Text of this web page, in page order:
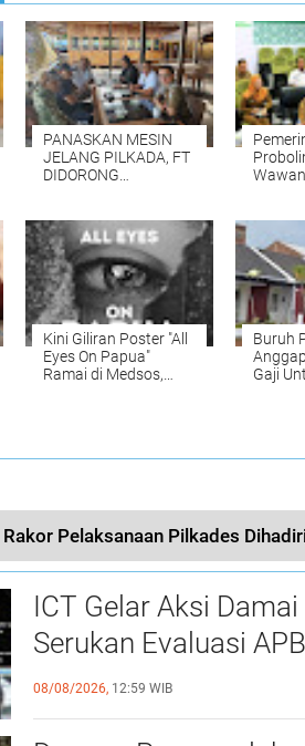
PANASKAN MESIN
JELANG PILKADA, FT
DIDORONG
KAIMANA 2024-2029
Kini Giliran Poster "All
Eyes On Papua"
Ramai di Medsos,
Buruh
Gaji
Rakor Pelaksanaan Pilkades
ICT Gelar Aksi
Serukan Evaluasi
Prioritaskan
Belum Saat nya
08/08/2026, 12:59 WIB